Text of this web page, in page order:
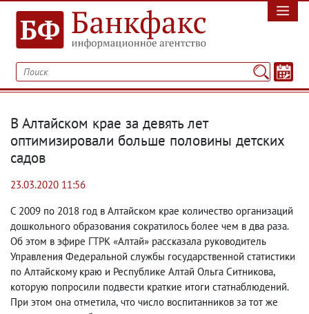
В Алтайском крае за девять лет
оптимизировали больше половины детских
садов
23.03.2020 11:56
С 2009 по 2018 год в Алтайском крае количество организаций
дошкольного образования сократилось более чем в два раза.
Об этом в эфире ГТРК «Алтай» рассказала руководитель
Управления Федеральной службы государственной статистики
по Алтайскому краю и Республике Алтай Ольга Ситникова,
которую попросили подвести краткие итоги статнаблюдений.
При этом она отметила, что число воспитанников за тот же